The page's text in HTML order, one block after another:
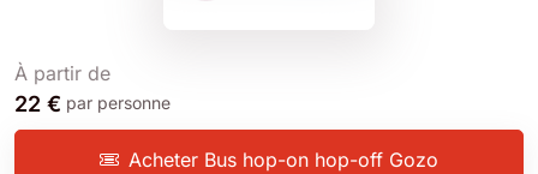
À partir de
22 € par personne
Acheter Bus hop-on hop-off Gozo